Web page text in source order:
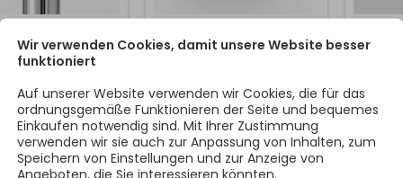
PFLEIDERER
BRAUN /
R20027 RT
38 mm dicke
hergestellt aus
Arbeitsplatten
Haltbarkeit
Belastbarkeit. Sie
gesamten Umfang
2 mm dicken ABS-
Preis
107,65 €
HALIFAX ZINN H3176/ST37
mit einer umlaufenden 2
mm dicken ABS-Kante ist
aus Arbeitsplatten gefertigt,
wodurch das Laminat sehr
dick und die Lebensdauer
sehr lang ist. Das Produkt
vonPreis
198,79 €
Die 38
mit
mm
aus
dick
sehr
Wir verwenden Cookies, damit unsere Website besser
funktioniert
Auf unserer Website verwenden wir Cookies, die für das
ordnungsgemäße Funktionieren der Seite und bequemes
Einkaufen notwendig sind. Mit Ihrer Zustimmung
verwenden wir sie auch zur Anpassung von Inhalten, zum
Speichern von Einstellungen und zur Anzeige von
Angeboten, die Sie interessieren könnten.